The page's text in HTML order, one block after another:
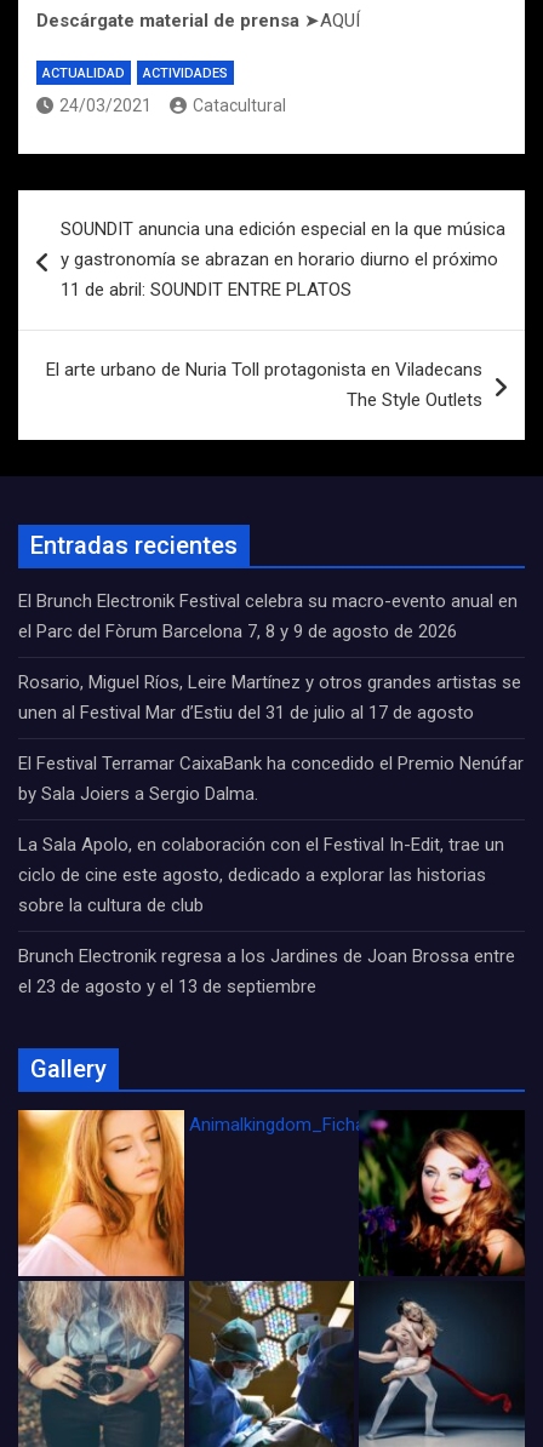
Descárgate material de prensa ➤AQUÍ
ACTUALIDAD ACTIVIDADES
24/03/2021 Catacultural
de
entradas
SOUNDIT anuncia una edición especial en la que música
y gastronomía se abrazan en horario diurno el próximo
11 de abril: SOUNDIT ENTRE PLATOS
El arte urbano de Nuria Toll protagonista en Viladecans
The Style Outlets
Entradas recientes
El Brunch Electronik Festival celebra su macro-evento anual en
el Parc del Fòrum Barcelona 7, 8 y 9 de agosto de 2026
Rosario, Miguel Ríos, Leire Martínez y otros grandes artistas se
unen al Festival Mar d’Estiu del 31 de julio al 17 de agosto
El Festival Terramar CaixaBank ha concedido el Premio Nenúfar
by Sala Joiers a Sergio Dalma.
La Sala Apolo, en colaboración con el Festival In-Edit, trae un
ciclo de cine este agosto, dedicado a explorar las historias
sobre la cultura de club
Brunch Electronik regresa a los Jardines de Joan Brossa entre
el 23 de agosto y el 13 de septiembre
Gallery
Animalkingdom_FichaCine